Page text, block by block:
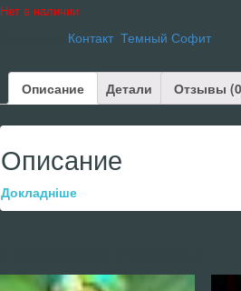
Нет в наличии
Контакт Темный Софит
Описание Детали Отзывы
Описание
Докладніше